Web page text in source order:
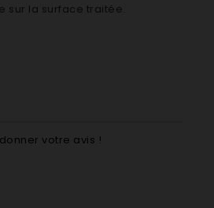
sur la surface traitée.
votre avis !